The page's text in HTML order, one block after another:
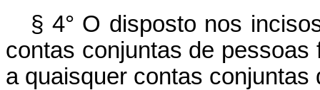
§ 4° O disposto nos
contas conjuntas de
a quaisquer contas